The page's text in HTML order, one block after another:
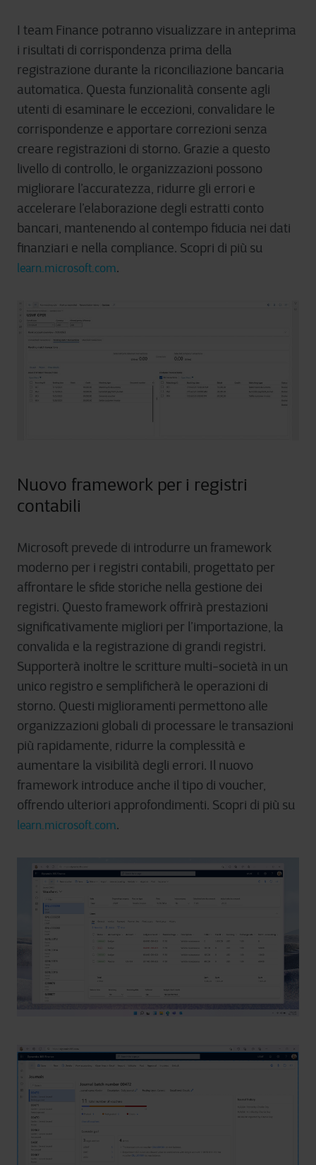
I team Finance potranno visualizzare in anteprima
i risultati di corrispondenza prima della
registrazione durante la riconciliazione bancaria
automatica. Questa funzionalità consente agli
utenti di esaminare le eccezioni, convalidare le
corrispondenze e apportare correzioni senza
creare registrazioni di storno. Grazie a questo
livello di controllo, le organizzazioni possono
migliorare l’accuratezza, ridurre gli errori e
accelerare l’elaborazione degli estratti conto
bancari, mantenendo al contempo fiducia nei dati
finanziari e nella compliance. Scopri di più su
learn.microsoft.com.
Nuovo framework per i registri
contabili
Microsoft prevede di introdurre un framework
moderno per i registri contabili, progettato per
affrontare le sfide storiche nella gestione dei
registri. Questo framework offrirà prestazioni
significativamente migliori per l’importazione, la
convalida e la registrazione di grandi registri.
Supporterà inoltre le scritture multi-società in un
unico registro e semplificherà le operazioni di
storno. Questi miglioramenti permettono alle
organizzazioni globali di processare le transazioni
più rapidamente, ridurre la complessità e
aumentare la visibilità degli errori. Il nuovo
framework introduce anche il tipo di voucher,
offrendo ulteriori approfondimenti. Scopri di più su
learn.microsoft.com.